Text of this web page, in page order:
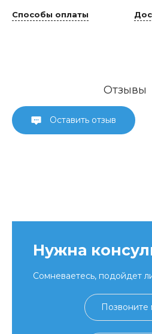
Способы оплаты
Отзывы
Оставить отзыв
Нужна
Сомневаетесь, подойдет
Позвоните